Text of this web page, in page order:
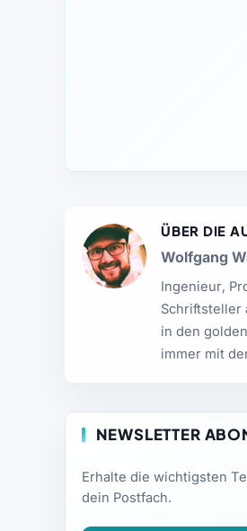
ÜBER DIE
Wolfgang
Ingenieur,
Schriftsteller
in den
immer mit
NEWSLETTER
Erhalte die wichtigsten
dein Postfach.